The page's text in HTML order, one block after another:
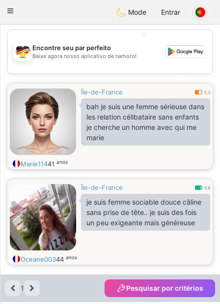
DeutschDating
Toggle
Mode Entrar
💖
💕
Encontre seu par perfeito
Baixe agora nosso aplicativo de namoro!
Île-de-France 0.3
bah je suis une femme sérieuse dans
les relation célibataire sans enfants
je cherche un homme avec qui me
marie
Marie11441 anos
Île-de-France 0.8
je suis femme sociable douce câline
sans prise de tête.. je suis des fois
un peu exigeante mais généreuse
Oceane00344 anos
1 Pesquisar por critérios